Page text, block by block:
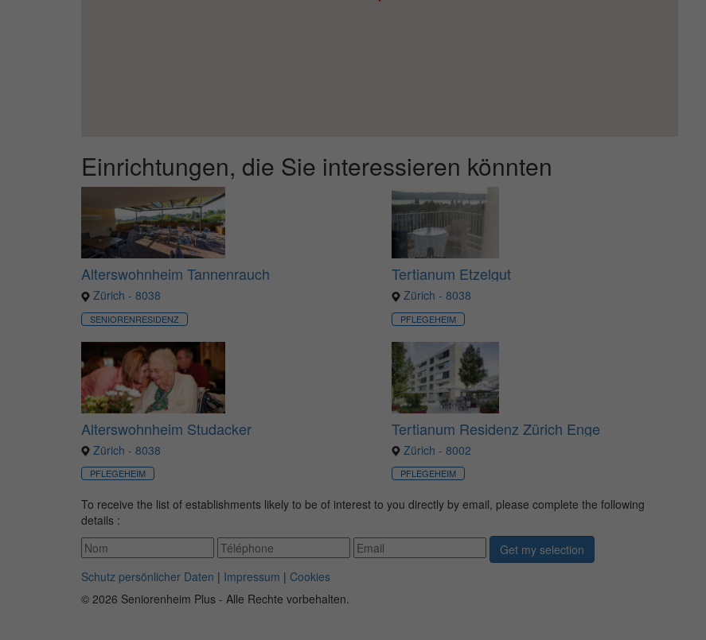
Einrichtungen, die Sie interessieren könnten
Alterswohnheim Tannenrauch
Zürich - 8038
SENIORENRESIDENZ
Tertianum Etzelgut
Zürich - 8038
PFLEGEHEIM
Alterswohnheim Studacker
Zürich - 8038
PFLEGEHEIM
Tertianum Residenz Zürich Enge
Zürich - 8002
PFLEGEHEIM
To receive the list of establishments likely to be of interest to you directly by email, please complete the following
details :
Get my selection
Schutz persönlicher Daten | Impressum | Cookies
© 2026 Seniorenheim Plus - Alle Rechte vorbehalten.